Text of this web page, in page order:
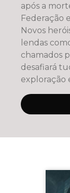
após a
Federação
Novos
lendas
chamados
desafiará
exploração